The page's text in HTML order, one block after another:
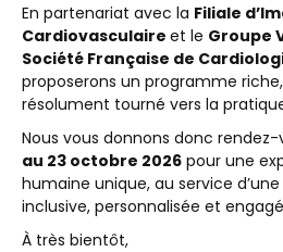
En partenariat avec la Filiale
Cardiovasculaire et le Groupe
Société Française de
proposerons un programme
résolument tourné vers la
Nous vous donnons donc rendez-
au 23 octobre 2026 pour une
humaine unique, au service
inclusive, personnalisée et
À très bientôt,